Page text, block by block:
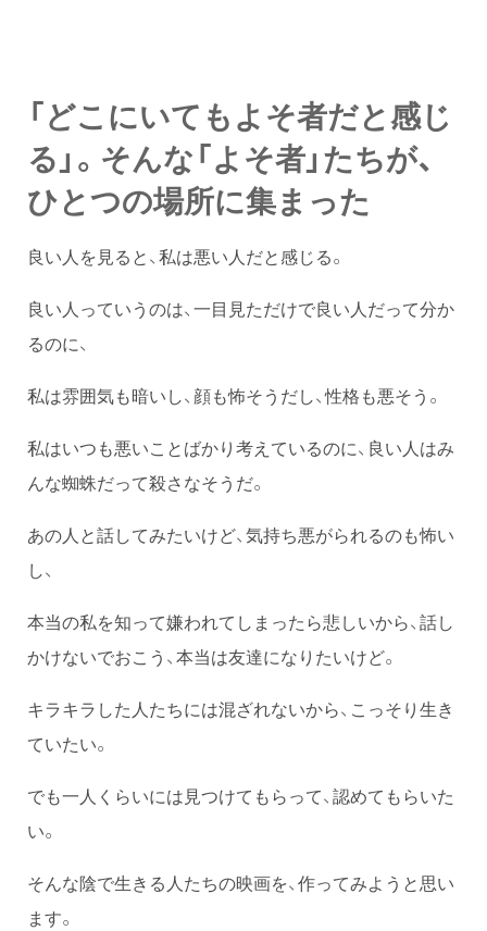
「どこにいてもよそ者だと感じ
る」。そんな「よそ者」たちが、
ひとつの場所に集まった
良い人を見ると、私は悪い人だと感じる。
良い人っていうのは、一目見ただけで良い人だって分か
るのに、
私は雰囲気も暗いし、顔も怖そうだし、性格も悪そう。
私はいつも悪いことばかり考えているのに、良い人はみ
んな蜘蛛だって殺さなそうだ。
あの人と話してみたいけど、気持ち悪がられるのも怖い
し、
本当の私を知って嫌われてしまったら悲しいから、話し
かけないでおこう、本当は友達になりたいけど。
キラキラした人たちには混ざれないから、こっそり生き
ていたい。
でも一人くらいには見つけてもらって、認めてもらいた
い。
そんな陰で生きる人たちの映画を、作ってみようと思い
ます。